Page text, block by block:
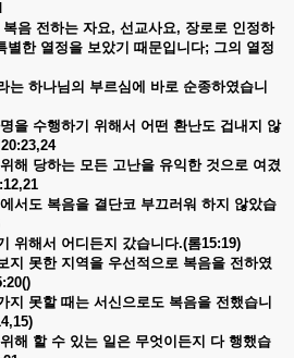
복음 전하는 자요, 선교사요, 장로로 인정하
별한 열정을 보았기 때문입니다; 그의 열정
는 하나님의 부르심에 바로 순종하였습니
을 수행하기 위해서 어떤 환난도 겁내지 않
20:23,24
위해 당하는 모든 고난을 유익한 것으로 여겼
서도 복음을 결단코 부끄러워 하지 않았습
위해서 어디든지 갔습니다.(롬15:19)
지 못한 지역을 우선적으로 복음을 전하였
지 못할 때는 서신으로도 복음을 전했습니
위해 할 수 있는 일은 무엇이든지 다 행했습